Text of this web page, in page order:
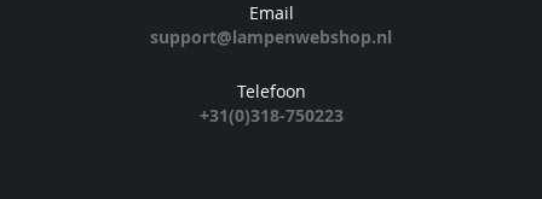
Email
support@lampenwebshop.nl
Telefoon
+31(0)318-750223